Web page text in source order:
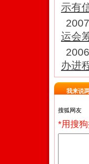
示有
运会
办进
我来说
*用搜